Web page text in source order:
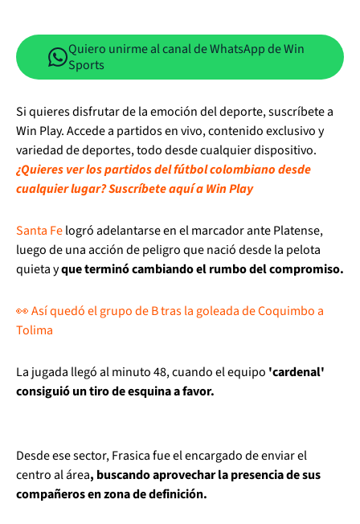
Quiero unirme al canal de WhatsApp de Win
Sports
Si quieres disfrutar de la emoción del deporte, suscríbete a
Win Play. Accede a partidos en vivo, contenido exclusivo y
variedad de deportes, todo desde cualquier dispositivo.
¿Quieres ver los partidos del fútbol colombiano desde
cualquier lugar? Suscríbete aquí a Win Play
Santa Felogró adelantarse en el marcador ante Platense,
luego de una acción de peligro que nació desde la pelota
quieta yque terminó cambiando el rumbo del compromiso.
👀 Así quedó el grupo de B tras la goleada de Coquimbo a
Tolima
La jugada llegó al minuto 48, cuando el equipo 'cardenal'
consiguió un tiro de esquina a favor.
Desde ese sector, Frasica fue el encargado de enviar el
centro al área, buscando aprovechar la presencia de sus
compañeros en zona de definición.